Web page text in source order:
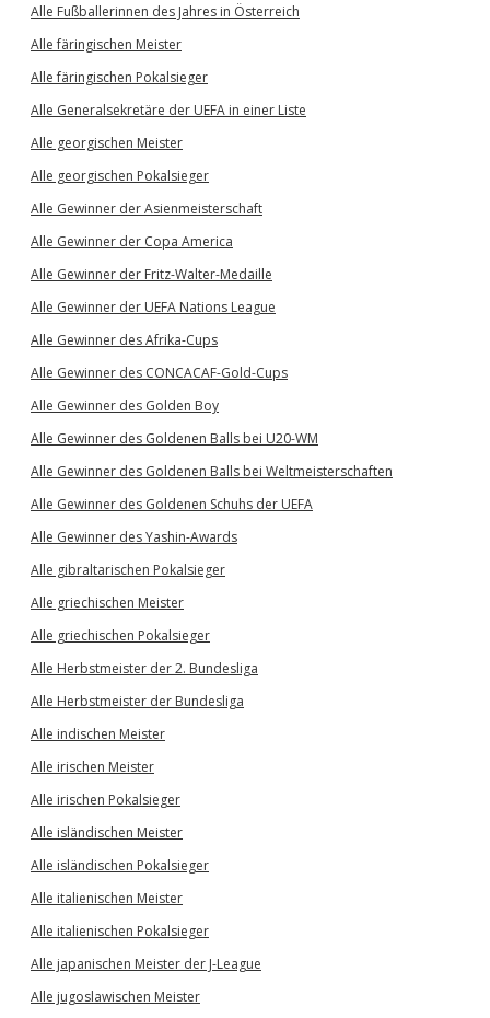
Alle Fußballerinnen des Jahres in Österreich
Alle färingischen Meister
Alle färingischen Pokalsieger
Alle Generalsekretäre der UEFA in einer Liste
Alle georgischen Meister
Alle georgischen Pokalsieger
Alle Gewinner der Asienmeisterschaft
Alle Gewinner der Copa America
Alle Gewinner der Fritz-Walter-Medaille
Alle Gewinner der UEFA Nations League
Alle Gewinner des Afrika-Cups
Alle Gewinner des CONCACAF-Gold-Cups
Alle Gewinner des Golden Boy
Alle Gewinner des Goldenen Balls bei U20-WM
Alle Gewinner des Goldenen Balls bei Weltmeisterschaften
Alle Gewinner des Goldenen Schuhs der UEFA
Alle Gewinner des Yashin-Awards
Alle gibraltarischen Pokalsieger
Alle griechischen Meister
Alle griechischen Pokalsieger
Alle Herbstmeister der 2. Bundesliga
Alle Herbstmeister der Bundesliga
Alle indischen Meister
Alle irischen Meister
Alle irischen Pokalsieger
Alle isländischen Meister
Alle isländischen Pokalsieger
Alle italienischen Meister
Alle italienischen Pokalsieger
Alle japanischen Meister der J-League
Alle jugoslawischen Meister